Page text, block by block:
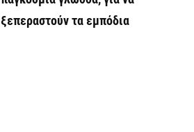
ξεπεραστούν τα εμπόδια